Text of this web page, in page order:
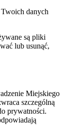
Twoich danych
są pliki
lub usunąć,
Miejskiego
szczególną
prywatności.